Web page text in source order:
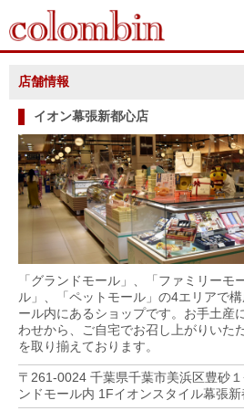
店舗情報
イオン幕張新都心店
「グランドモール」、「ファミリーモ
ル」、「ペットモール」の4エリアで
ール内にあるショップです。お手土産
わせから、ご自宅でお召し上がりいた
を取り揃えております。
〒261-0024 千葉県千葉市美浜区豊砂
ンドモール内 1Fイオンスタイル幕張